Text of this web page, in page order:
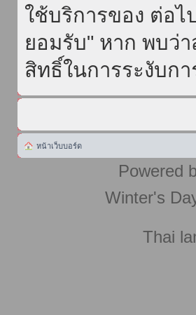
ใช้บริการของ ต่อ
ยอมรับ" หาก พบว่
สิทธิ์ในการระงับก
หน้าเว็บบอร์ด
Powered
Winter's
Thai